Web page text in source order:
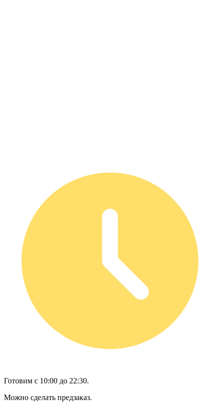
Готовим с 10:00 до 22:30.
Можно сделать предзаказ.